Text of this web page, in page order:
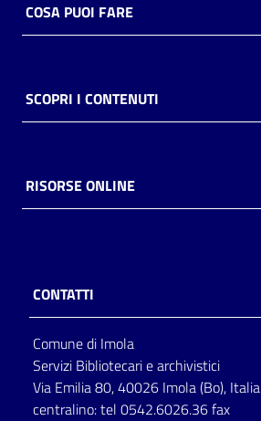
Casa
Piani
storico
per
lettura
COSA PUOI FARE
SCOPRI I CONTENUTI
RISORSE ONLINE
CONTATTI
Comune di Imola
Servizi Bibliotecari e archivistici
Via Emilia 80, 40026 Imola (Bo), Italia
centralino: tel 0542.6026.36 fax